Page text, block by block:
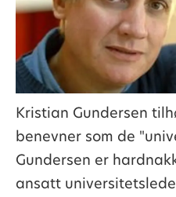
Kristian Gundersen
benevner som de
Gundersen er
ansatt